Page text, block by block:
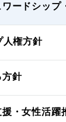
ワードシップ
人権方針
方針
・女性活躍